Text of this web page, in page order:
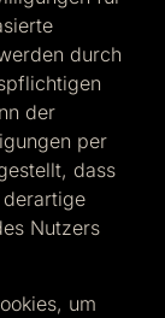
durch
der
per
dass
Nutzers
um